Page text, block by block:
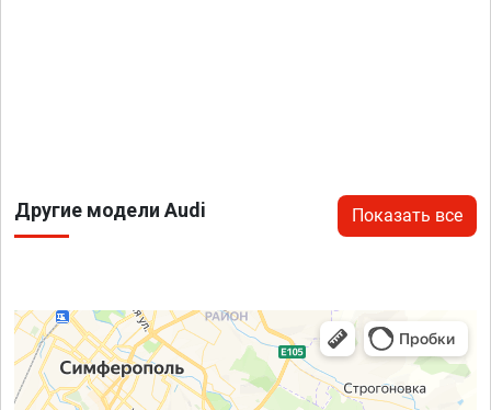
Другие модели Audi Показать все